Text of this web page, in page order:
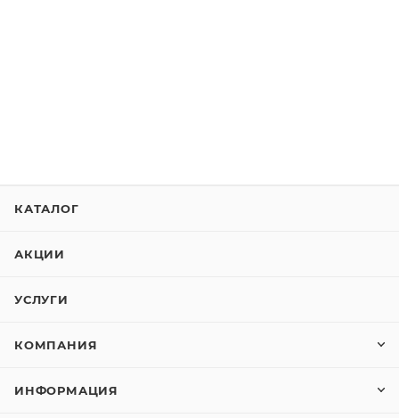
КАТАЛОГ
АКЦИИ
УСЛУГИ
КОМПАНИЯ
ИНФОРМАЦИЯ